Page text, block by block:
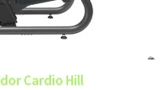
Cardio Hill